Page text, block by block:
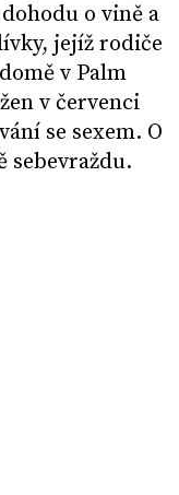
o vině a
jejíž rodiče
v Palm
v červenci
se sexem. O
sebevraždu.